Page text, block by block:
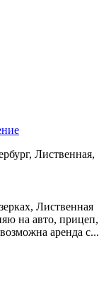
Лиственная,
Лиственная
на авто, прицеп,
аренда с...